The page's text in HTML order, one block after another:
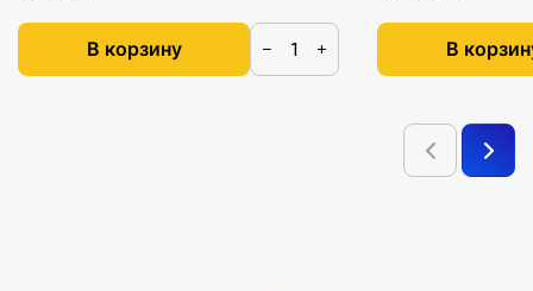
В корзину − + В